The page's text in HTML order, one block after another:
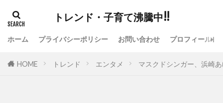
トレンド・子育て沸騰中!!
ホーム プライバシーポリシー お問い合わせ プロフィール
HOME トレンド エンタメ マスクドシンガー、浜崎